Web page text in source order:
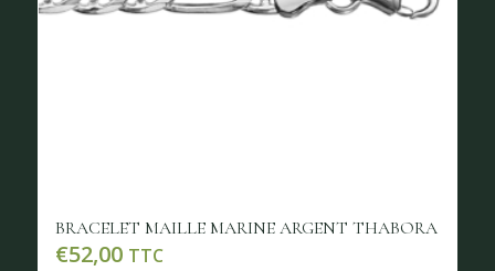
BRACELET MAILLE MARINE ARGENT THABORA
€52,00 TTC